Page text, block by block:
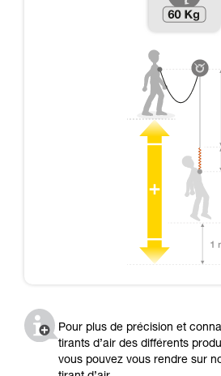
Pour plus de précision et
tirants d’air des différents
vous pouvez vous rendre sur